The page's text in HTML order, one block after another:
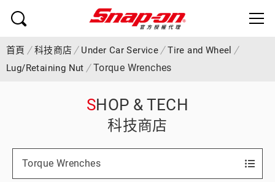
首頁 科技商店 Under Car Service
Tire and Wheel
Lug/Retaining Nut
Torque Wrenches
SHOP & TECH
科技商店
Torque Wrenches